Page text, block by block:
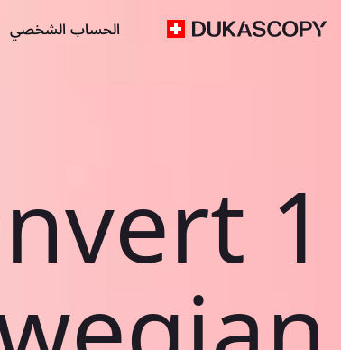
الحساب الشخصي
1